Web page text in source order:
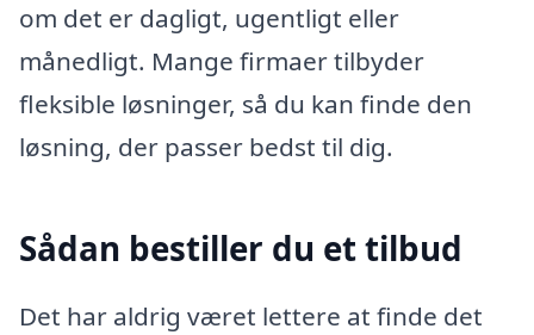
om det er dagligt, ugentligt eller
månedligt. Mange firmaer tilbyder
fleksible løsninger, så du kan finde den
løsning, der passer bedst til dig.
Sådan bestiller du et tilbud
Det har aldrig været lettere at finde det